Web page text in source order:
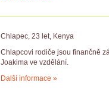
Chlapec, 23 let, Kenya
Chlapcovi rodiče jsou finančně
Joakima ve vzdělání.
Další informace »